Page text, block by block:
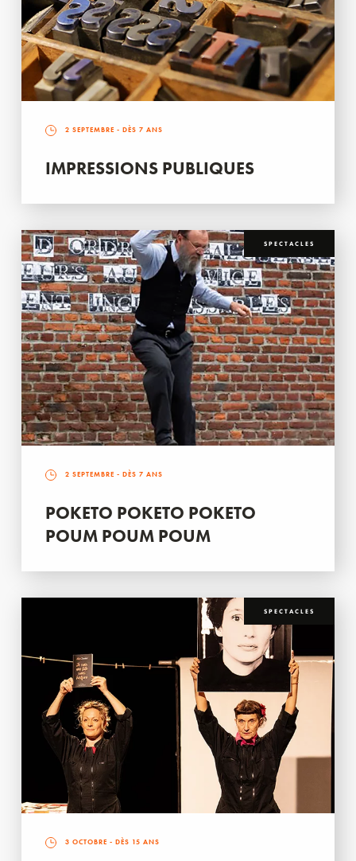
2 SEPTEMBRE - DÈS 7 ANS
IMPRESSIONS PUBLIQUES
SPECTACLES
2 SEPTEMBRE - DÈS 7 ANS
POKETO POKETO POKETO
POUM POUM POUM
SPECTACLES
3 OCTOBRE - DÈS 15 ANS